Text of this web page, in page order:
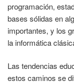
programación,
bases sólidas en
importantes, y los
la informática
Las tendencias
estos caminos se